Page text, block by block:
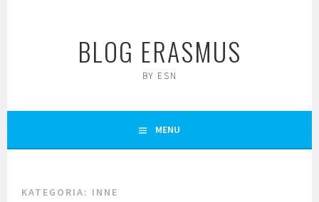
BLOG ERASMUS
BY ESN
MENU
KATEGORIA: INNE